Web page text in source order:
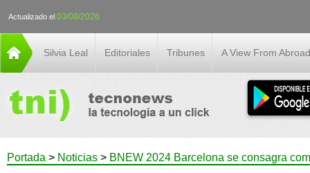
Actualizado el 03/08/2026
Silvia Leal Editoriales Tribunes A View From Abroad
Portada > Noticias > BNEW 2024 Barcelona se consagra